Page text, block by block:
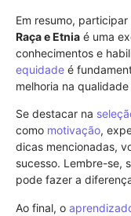
Em resumo,
Raça e Etnia é uma
conhecimentos e
equidade é
melhoria na
Se destacar na
como motivação,
dicas mencionadas,
sucesso. Lembre-se,
pode fazer a
Ao final, o